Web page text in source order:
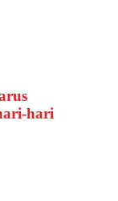
hari